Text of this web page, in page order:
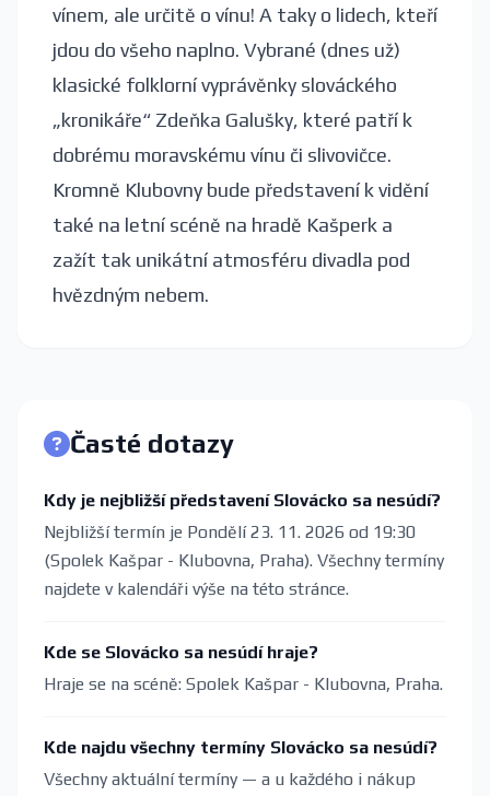
vínem, ale určitě o vínu! A taky o lidech, kteří
jdou do všeho naplno. Vybrané (dnes už)
klasické folklorní vyprávěnky slováckého
„kronikáře“ Zdeňka Galušky, které patří k
dobrému moravskému vínu či slivovičce.
Kromně Klubovny bude představení k vidění
také na letní scéně na hradě Kašperk a
zažít tak unikátní atmosféru divadla pod
hvězdným nebem.
Časté dotazy
Kdy je nejbližší představení Slovácko sa nesúdí?
Nejbližší termín je Pondělí 23. 11. 2026 od 19:30
(Spolek Kašpar - Klubovna, Praha). Všechny termíny
najdete v kalendáři výše na této stránce.
Kde se Slovácko sa nesúdí hraje?
Hraje se na scéně: Spolek Kašpar - Klubovna, Praha.
Kde najdu všechny termíny Slovácko sa nesúdí?
Všechny aktuální termíny — a u každého i nákup